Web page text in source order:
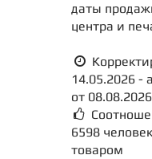
даты
центра и
14.05.2026 -
от 08.08.2026
6598
товаром